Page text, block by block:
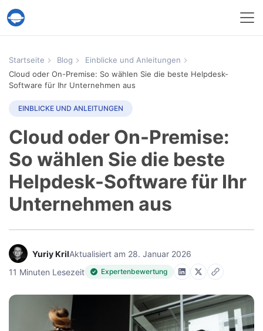
Help Desk Migration
Startseite Blog
Einblicke und Anleitungen
Cloud oder On-Premise: So wählen Sie die beste Helpdesk-
Software für Ihr Unternehmen aus
EINBLICKE UND ANLEITUNGEN
Cloud oder On-Premise:
So wählen Sie die beste
Helpdesk-Software für Ihr
Unternehmen aus
Yuriy KrilAktualisiert am 28. Januar 2026
11 Minuten Lesezeit
Expertenbewertung